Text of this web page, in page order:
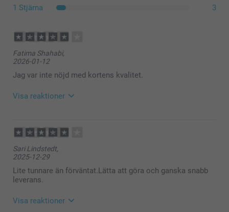
1 Stjärna
3
Fatima Shahabi,
2026-01-12
Jag var inte nöjd med kortens kvalitet.
Visa reaktioner
13:13
Tack för din feedback, den är mycket viktig för oss.
Kontakta oss gärna om din mottagna produkt inte
stämmer med dina förväntningar, så undersöker vi
gärna ärendet för att se om något har blivit fel i
smartgaranti för att beställa en ny likvärdig produkt
utan kostnad. Du når oss via formuläret här:
Sari Lindstedt,
2025-12-29
Lite tunnare än förväntat.Lätta att göra och ganska snabb
leverans.
Visa reaktioner